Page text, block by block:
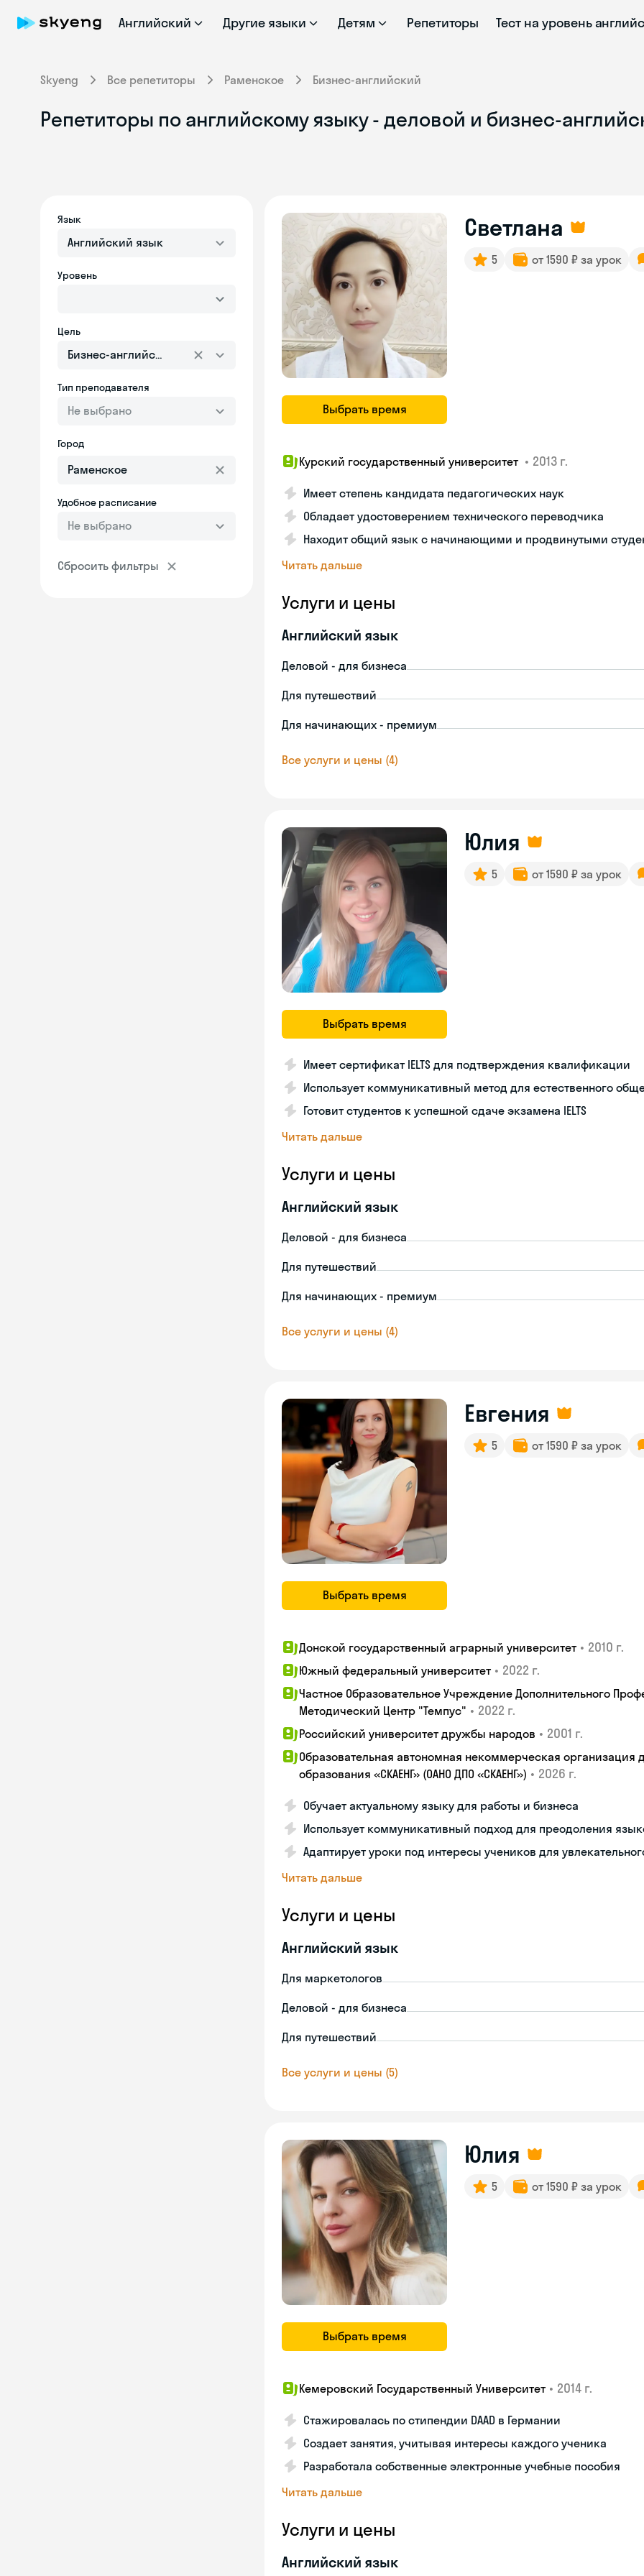
Английский Другие языки Детям Репетиторы Тест на уровень
Skyeng Все репетиторы Раменское Бизнес-английский
Репетиторы по английскому языку - деловой и бизнес-
Язык
Английский язык
Уровень
Цель
Бизнес-английский
Тип преподавателя
Не выбрано
Город
Удобное расписание
Не выбрано
Сбросить фильтры
Выбрать время
Светлана
5 от 1590 ₽ за урок
Курский государственный университет • 2013 г.
Имеет степень кандидата педагогических наук
Обладает удостоверением технического переводчика
Находит общий язык с начинающими и продвинутыми
Читать дальше
Услуги и цены
Английский язык
Деловой - для бизнеса
Для путешествий
Для начинающих - премиум
Все услуги и цены (4)
Выбрать время
Юлия
5 от 1590 ₽ за урок
Имеет сертификат IELTS для подтверждения квалификации
Использует коммуникативный метод для естественного
Готовит студентов к успешной сдаче экзамена IELTS
Читать дальше
Услуги и цены
Английский язык
Деловой - для бизнеса
Для путешествий
Для начинающих - премиум
Все услуги и цены (4)
Выбрать время
Евгения
5 от 1590 ₽ за урок
Донской государственный аграрный университет • 2010 г.
Южный федеральный университет • 2022 г.
Частное Образовательное Учреждение Дополнительного
Методический Центр "Темпус" • 2022 г.
Российский университет дружбы народов • 2001 г.
Образовательная автономная некоммерческая организация
образования «СКАЕНГ» (ОАНО ДПО «СКАЕНГ») • 2026 г.
Обучает актуальному языку для работы и бизнеса
Использует коммуникативный подход для преодоления
Адаптирует уроки под интересы учеников для
Читать дальше
Услуги и цены
Английский язык
Для маркетологов
Деловой - для бизнеса
Для путешествий
Все услуги и цены (5)
Выбрать время
Юлия
5 от 1590 ₽ за урок
Кемеровский Государственный Университет • 2014 г.
Стажировалась по стипендии DAAD в Германии
Создает занятия, учитывая интересы каждого ученика
Разработала собственные электронные учебные пособия
Читать дальше
Услуги и цены
Английский язык